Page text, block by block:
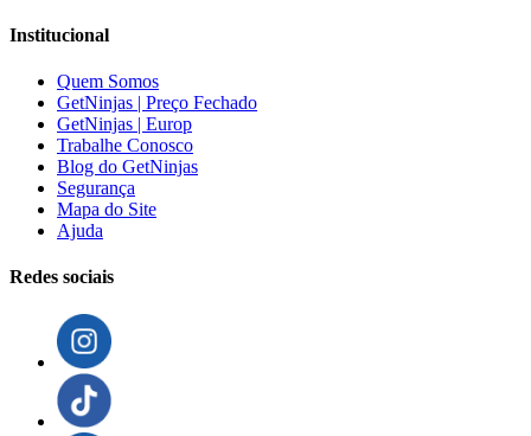
Institucional
Quem Somos
GetNinjas | Preço Fechado
GetNinjas | Europ
Trabalhe Conosco
Blog do GetNinjas
Segurança
Mapa do Site
Ajuda
Redes sociais